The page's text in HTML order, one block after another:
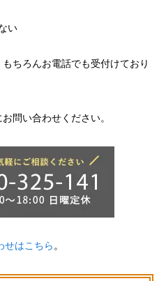
い
ちろんお電話でも受付けており
問い合わせください。
せはこちら 。